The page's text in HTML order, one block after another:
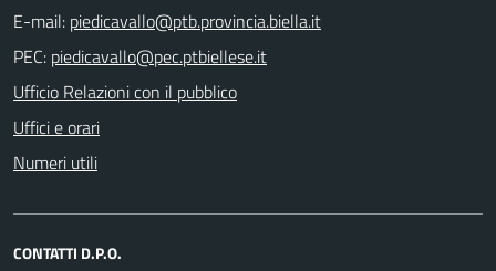
E-mail:
PEC:
Ufficio Relazioni con il pubblico
Uffici e orari
Numeri utili
CONTATTI D.P.O.